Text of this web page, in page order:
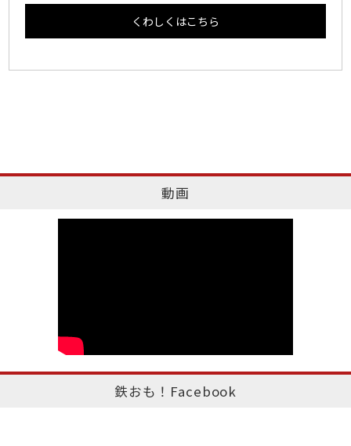
くわしくはこちら
動画
鉄おも！Facebook